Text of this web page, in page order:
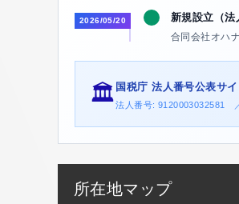
2026/05/20 新規設立（法
合同会社オハ
🏛️ 国税庁 法人番号公表サ
法人番号: 9120003032581
所在地マップ